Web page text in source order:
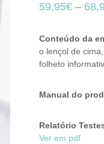
59,95€ –
Conteúdo da
o lençol de
folheto
Manual do
Relatório
Ver em pdf